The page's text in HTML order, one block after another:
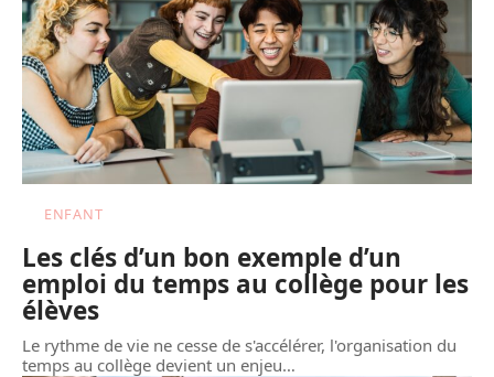
ENFANT
Les clés d’un bon exemple d’un
emploi du temps au collège pour les
élèves
Le rythme de vie ne cesse de s'accélérer, l'organisation du
temps au collège devient un enjeu…